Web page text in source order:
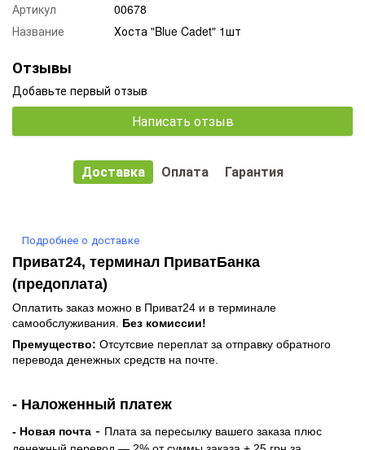
Артикул
00678
Название
Хоста "Blue Cadet" 1шт
Отзывы
Добавьте первый отзыв
Написать отзыв
Доставка Оплата Гарантия
Подробнее о доставке
Приват24, терминал ПриватБанка
(предоплата)
Оплатить заказ можно в Приват24 и в терминале
самообслуживания. Без комиссии!
Премущество: Отсутсвие переплат за отправку обратного
перевода денежных средств на почте.
- Наложенный платеж
- Новая почта - Плата за пересылку вашего заказа плюс